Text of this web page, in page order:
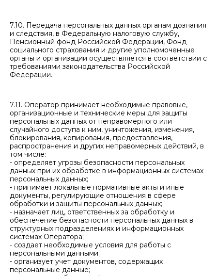
7.10. Передача персональных данных органам дознания
и следствия, в Федеральную налоговую службу,
Пенсионный фонд Российской Федерации, Фонд
социального страхования и другие уполномоченные
органы и организации осуществляется в соответствии с
требованиями законодательства Российской
Федерации.
7.11. Оператор принимает необходимые правовые,
организационные и технические меры для защиты
персональных данных от неправомерного или
случайного доступа к ним, уничтожения, изменения,
блокирования, копирования, предоставления,
распространения и других неправомерных действий, в
том числе:
- определяет угрозы безопасности персональных
данных при их обработке в информационных системах
персональных данных;
- принимает локальные нормативные акты и иные
документы, регулирующие отношения в сфере
обработки и защиты персональных данных;
- назначает лиц, ответственных за обработку и
обеспечение безопасности персональных данных в
структурных подразделениях и информационных
системах Оператора;
- создает необходимые условия для работы с
персональными данными;
- организует учет документов, содержащих
персональные данные;